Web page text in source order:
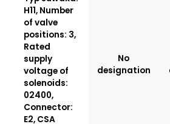
H11, Number
of valve
positions: 3,
Rated
supply
voltage of
solenoids:
02400,
Connector:
E2, CSA
No
designation